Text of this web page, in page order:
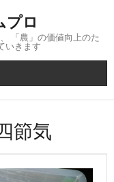
プロ
「農」の価値向上のた
いきます
節気